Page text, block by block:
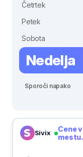
Četrtek
Petek
Sobota
Nedelja
Sporoči napako
Sivix
Cene
mestu.